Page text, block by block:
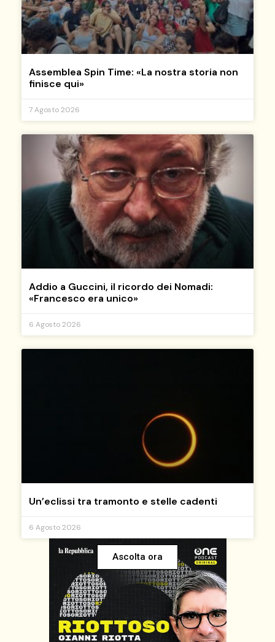
Assemblea Spin Time: «La nostra storia non
finisce qui»
7 Agosto 2026
Addio a Guccini, il ricordo dei Nomadi:
«Francesco era unico»
6 Agosto 2026
Un’eclissi tra tramonto e stelle cadenti
6 Agosto 2026
Ascolta ora